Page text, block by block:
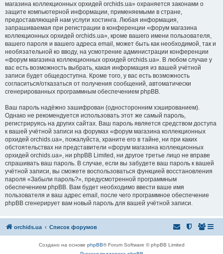
магазина коллекционных орхидей orchids.ua» охраняется законами о
защите компьютерной информации, применяемыми в стране,
предоставляющей нам услуги хостинга. Любая информация,
запрашиваемая при регистрации в конференции «форум магазина
коллекционных орхидей orchids.ua», кроме вашего имени пользователя,
вашего пароля и вашего адреса email, может быть как необходимой, так и
необязательной ко вводу, на усмотрение администрации конференции
«форум магазина коллекционных орхидей orchids.ua». В любом случае у
вас есть возможность выбрать, какая информация из вашей учётной
записи будет общедоступна. Кроме того, у вас есть возможность
согласиться/отказаться от получения сообщений, автоматически
сгенерированных программным обеспечением phpBB.
Ваш пароль надёжно зашифрован (односторонним хэшированием).
Однако не рекомендуется использовать этот же самый пароль,
регистрируясь на других сайтах. Ваш пароль является средством доступа
к вашей учётной записи на форумах «форум магазина коллекционных
орхидей orchids.ua», пожалуйста, храните его в тайне, ни при каких
обстоятельствах ни представители «форум магазина коллекционных
орхидей orchids.ua», ни phpBB Limited, ни другое третье лицо не вправе
спрашивать ваш пароль. В случае, если вы забудете ваш пароль к вашей
учётной записи, вы сможете воспользоваться функцией восстановления
пароля «Забыли пароль?», предусмотренной программным
обеспечением phpBB. Вам будет необходимо ввести ваше имя
пользователя и ваш адрес email, после чего программное обеспечение
phpBB сгенерирует вам новый пароль для вашей учётной записи.
orchids.ua Список форумов
Создано на основе phpBB® Forum Software © phpBB Limited